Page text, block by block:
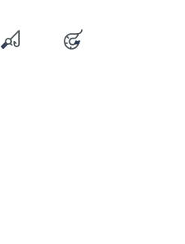
You have 0 wishlist items
お気に入り